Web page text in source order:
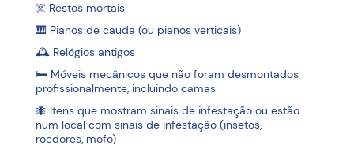
☠️ Restos mortais
🎹 Pianos de cauda (ou pianos verticais)
🕰 Relógios antigos
🛏 Móveis mecânicos que não foram desmontados
profissionalmente, incluindo camas
🐜 Itens que mostram sinais de infestação ou estão
num local com sinais de infestação (insetos,
roedores, mofo)